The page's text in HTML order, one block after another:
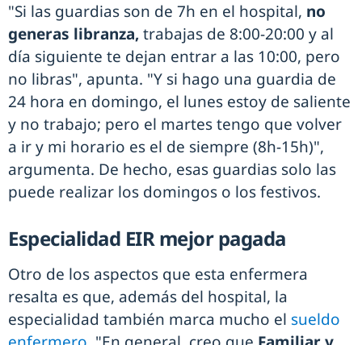
"Si las guardias son de 7h en el hospital, no
generas libranza, trabajas de 8:00-20:00 y al
día siguiente te dejan entrar a las 10:00, pero
no libras", apunta. "Y si hago una guardia de
24 hora en domingo, el lunes estoy de saliente
y no trabajo; pero el martes tengo que volver
a ir y mi horario es el de siempre (8h-15h)",
argumenta. De hecho, esas guardias solo las
puede realizar los domingos o los festivos.
Especialidad EIR mejor pagada
Otro de los aspectos que esta enfermera
resalta es que, además del hospital, la
especialidad también marca mucho el sueldo